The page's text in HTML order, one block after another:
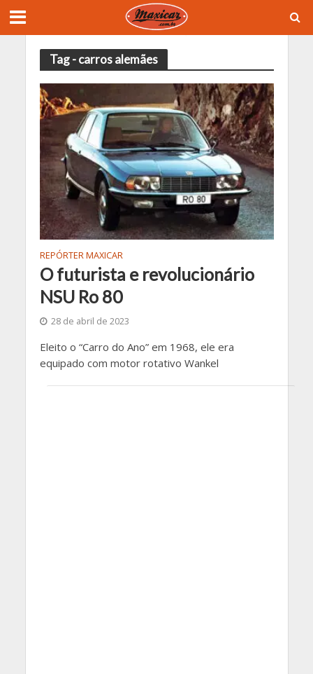
Tag - carros alemães
REPÓRTER MAXICAR
O futurista e revolucionário
NSU Ro 80
28 de abril de 2023
Eleito o “Carro do Ano” em 1968, ele era
equipado com motor rotativo Wankel